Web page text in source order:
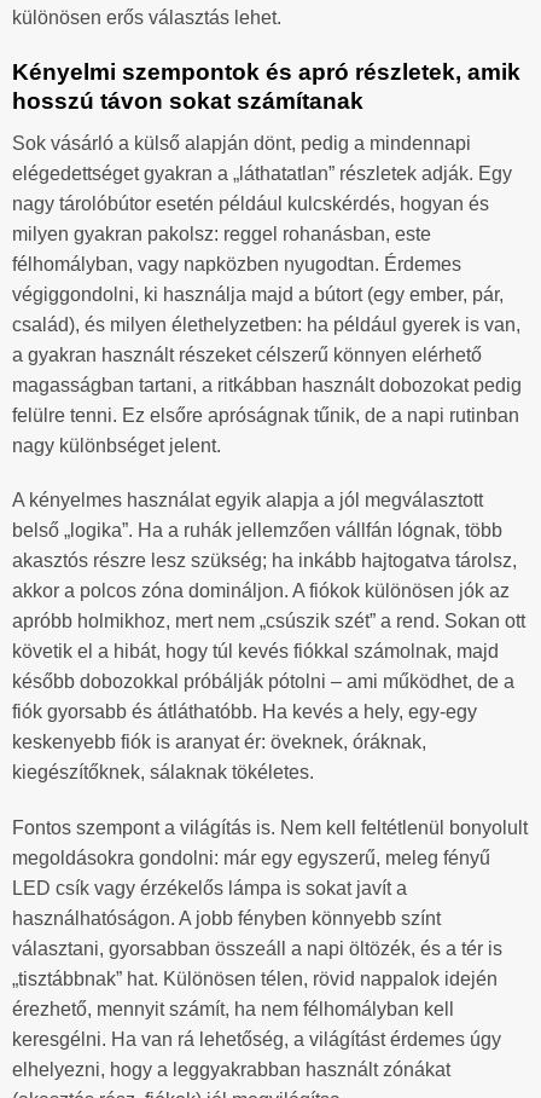
különösen erős választás lehet.
Kényelmi szempontok és apró részletek, amik
hosszú távon sokat számítanak
Sok vásárló a külső alapján dönt, pedig a mindennapi
elégedettséget gyakran a „láthatatlan” részletek adják. Egy
nagy tárolóbútor esetén például kulcskérdés, hogyan és
milyen gyakran pakolsz: reggel rohanásban, este
félhomályban, vagy napközben nyugodtan. Érdemes
végiggondolni, ki használja majd a bútort (egy ember, pár,
család), és milyen élethelyzetben: ha például gyerek is van,
a gyakran használt részeket célszerű könnyen elérhető
magasságban tartani, a ritkábban használt dobozokat pedig
felülre tenni. Ez elsőre apróságnak tűnik, de a napi rutinban
nagy különbséget jelent.
A kényelmes használat egyik alapja a jól megválasztott
belső „logika”. Ha a ruhák jellemzően vállfán lógnak, több
akasztós részre lesz szükség; ha inkább hajtogatva tárolsz,
akkor a polcos zóna domináljon. A fiókok különösen jók az
apróbb holmikhoz, mert nem „csúszik szét” a rend. Sokan ott
követik el a hibát, hogy túl kevés fiókkal számolnak, majd
később dobozokkal próbálják pótolni – ami működhet, de a
fiók gyorsabb és átláthatóbb. Ha kevés a hely, egy-egy
keskenyebb fiók is aranyat ér: öveknek, óráknak,
kiegészítőknek, sálaknak tökéletes.
Fontos szempont a világítás is. Nem kell feltétlenül bonyolult
megoldásokra gondolni: már egy egyszerű, meleg fényű
LED csík vagy érzékelős lámpa is sokat javít a
használhatóságon. A jobb fényben könnyebb színt
választani, gyorsabban összeáll a napi öltözék, és a tér is
„tisztábbnak” hat. Különösen télen, rövid nappalok idején
érezhető, mennyit számít, ha nem félhomályban kell
keresgélni. Ha van rá lehetőség, a világítást érdemes úgy
elhelyezni, hogy a leggyakrabban használt zónákat